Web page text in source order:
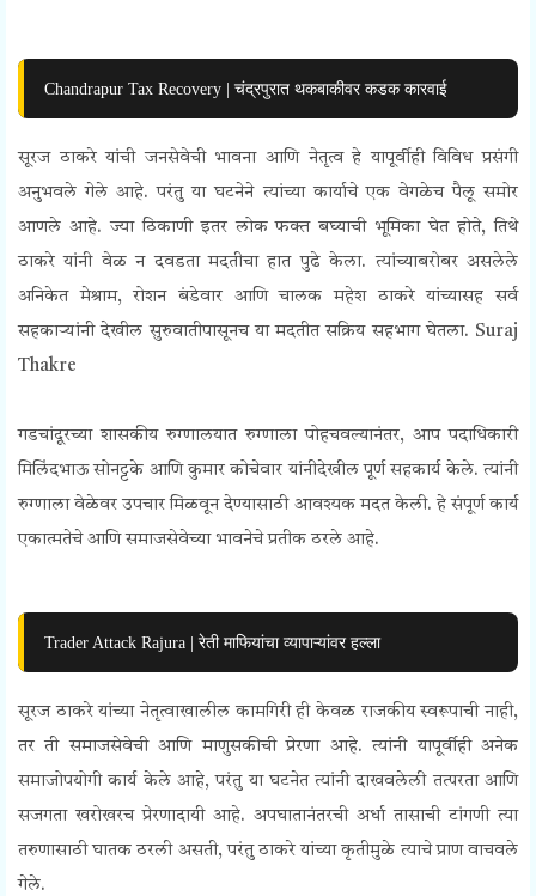
Chandrapur Tax Recovery | चंद्रपुरात थकबाकीवर कडक कारवाई
सूरज ठाकरे यांची जनसेवेची भावना आणि नेतृत्व हे यापूर्वीही विविध प्रसंगी
अनुभवले गेले आहे. परंतु या घटनेने त्यांच्या कार्याचे एक वेगळेच पैलू समोर
आणले आहे. ज्या ठिकाणी इतर लोक फक्त बघ्याची भूमिका घेत होते, तिथे
ठाकरे यांनी वेळ न दवडता मदतीचा हात पुढे केला. त्यांच्याबरोबर असलेले
अनिकेत मेश्राम, रोशन बंडेवार आणि चालक महेश ठाकरे यांच्यासह सर्व
सहकाऱ्यांनी देखील सुरुवातीपासूनच या मदतीत सक्रिय सहभाग घेतला. Suraj
Thakre
गडचांदूरच्या शासकीय रुग्णालयात रुग्णाला पोहचवल्यानंतर, आप पदाधिकारी
मिलिंदभाऊ सोनट्टके आणि कुमार कोचेवार यांनीदेखील पूर्ण सहकार्य केले. त्यांनी
रुग्णाला वेळेवर उपचार मिळवून देण्यासाठी आवश्यक मदत केली. हे संपूर्ण कार्य
एकात्मतेचे आणि समाजसेवेच्या भावनेचे प्रतीक ठरले आहे.
Trader Attack Rajura | रेती माफियांचा व्यापाऱ्यांवर हल्ला
सूरज ठाकरे यांच्या नेतृत्वाखालील कामगिरी ही केवळ राजकीय स्वरूपाची नाही,
तर ती समाजसेवेची आणि माणुसकीची प्रेरणा आहे. त्यांनी यापूर्वीही अनेक
समाजोपयोगी कार्य केले आहे, परंतु या घटनेत त्यांनी दाखवलेली तत्परता आणि
सजगता खरोखरच प्रेरणादायी आहे. अपघातानंतरची अर्धा तासाची टांगणी त्या
तरुणासाठी घातक ठरली असती, परंतु ठाकरे यांच्या कृतीमुळे त्याचे प्राण वाचवले
गेले.